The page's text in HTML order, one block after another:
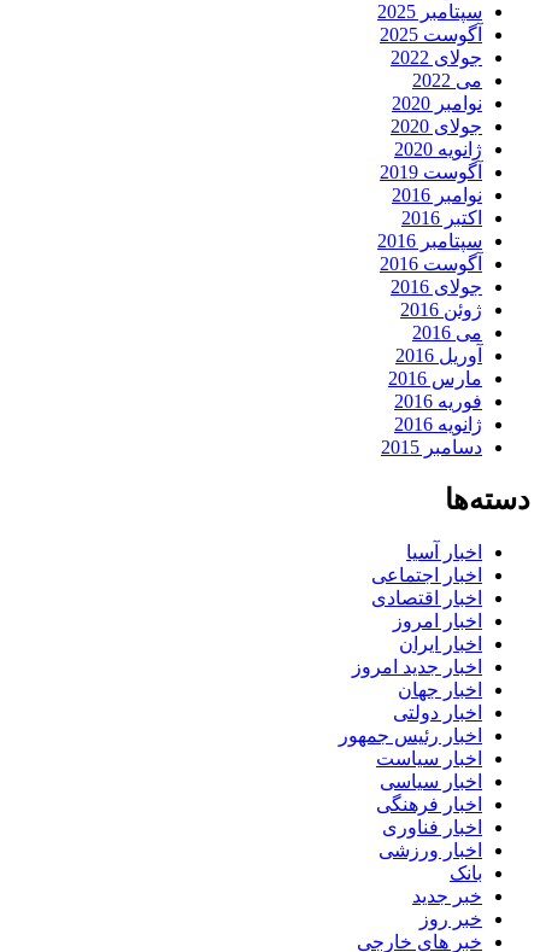
سپتامبر 2025
آگوست 2025
جولای 2022
می 2022
نوامبر 2020
جولای 2020
ژانویه 2020
آگوست 2019
نوامبر 2016
اکتبر 2016
سپتامبر 2016
آگوست 2016
جولای 2016
ژوئن 2016
می 2016
آوریل 2016
مارس 2016
فوریه 2016
ژانویه 2016
دسامبر 2015
دسته‌ها
اخبار آسیا
اخبار اجتماعی
اخبار اقتصادی
اخبار امروز
اخبار ایران
اخبار جدید امروز
اخبار جهان
اخبار دولتی
اخبار رئیس جمهور
اخبار سیاست
اخبار سیاسی
اخبار فرهنگی
اخبار فناوری
اخبار ورزشی
بانک
خبر جدید
خبر روز
خبر های خارجی